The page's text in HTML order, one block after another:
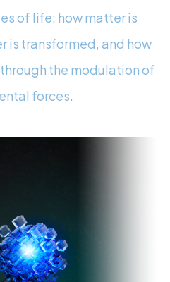
of life: how matter is
is transformed, and how
the modulation of
forces.